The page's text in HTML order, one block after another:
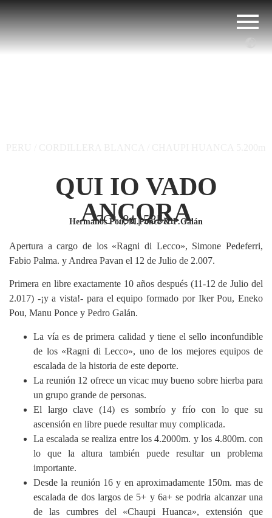
QUI IO VADO
ANCORA
7C+/8a | 585m.
Hermanos Pou, M.Ponce & P.Galán
Apertura a cargo de los «Ragni di Lecco», Simone Pedeferri,
Fabio Palma. y Andrea Pavan el 12 de Julio de 2.007.
Primera en libre exactamente 10 años después (11-12 de Julio del
2.017) -¡y a vista!- para el equipo formado por Iker Pou, Eneko
Pou, Manu Ponce y Pedro Galán.
La vía es de primera calidad y tiene el sello inconfundible
de los «Ragni di Lecco», uno de los mejores equipos de
escalada de la historia de este deporte.
La reunión 12 ofrece un vicac muy bueno sobre hierba para
un grupo grande de personas.
El largo clave (14) es sombrío y frío con lo que su
ascensión en libre puede resultar muy complicada.
La escalada se realiza entre los 4.2000m. y los 4.800m. con
lo que la altura también puede resultar un problema
importante.
Desde la reunión 16 y en aproximadamente 150m. mas de
escalada de dos largos de 5+ y 6a+ se podria alcanzar una
de las cumbres del «Chaupi Huanca», extensión que